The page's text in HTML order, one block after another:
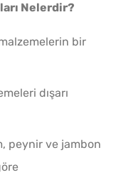
Nelerdir?
bir
dışarı
peynir ve jambon